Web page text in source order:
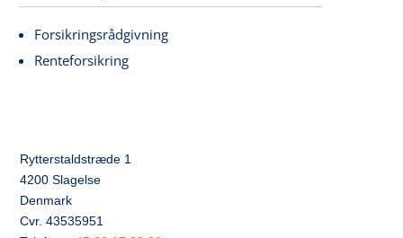
Forsikringsrådgivning
Renteforsikring
Rytterstaldstræde 1
4200 Slagelse
Denmark
Cvr. 43535951